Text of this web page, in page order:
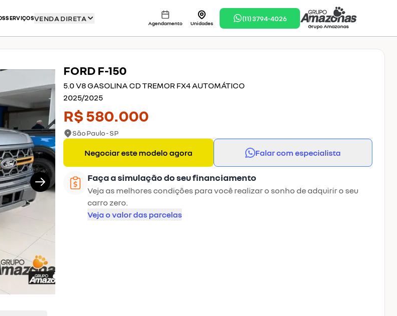
SERVIÇOSVENDA DIRETA
Agendamento Unidades
(11) 3794-4026
Grupo Amazonas
FORDF-150
5.0 V8 GASOLINA CD TREMOR FX4 AUTOMÁTICO
2025/2025
R$ 580.000
São Paulo - SP
Negociar este modelo agora Falar com especialista
Faça a simulação do seu financiamento
Veja as melhores condições para você realizar o sonho de adquirir o seu
carro zero.
Veja o valor das parcelas